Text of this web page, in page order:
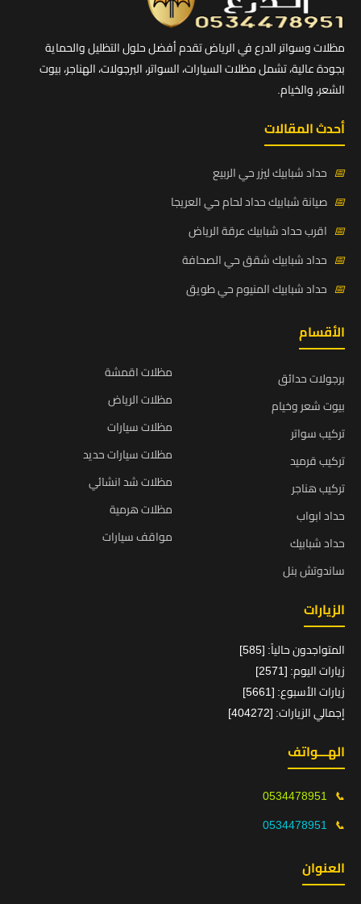
مظلات وسواتر الدرع في الرياض تقدم أفضل حلول التظليل والحماية
بجودة عالية، تشمل مظلات السيارات، السواتر، البرجولات، الهناجر، بيوت
الشعر، والخيام.
أحدث المقالات
📅 حداد شبابيك ليزر حي الربيع
📅 صيانة شبابيك حداد لحام حي العريجا
📅 اقرب حداد شبابيك عرقة الرياض
📅 حداد شبابيك شقق حي الصحافة
📅 حداد شبابيك المنيوم حي طويق
الأقسام
برجولات حدائق
بيوت شعر وخيام
تركيب سواتر
تركيب قرميد
تركيب هناجر
حداد ابواب
حداد شبابيك
ساندوتش بنل
مظلات اقمشة
مظلات الرياض
مظلات سيارات
مظلات سيارات حديد
مظلات شد انشائي
مظلات هرمية
مواقف سيارات
الزيارات
المتواجدون حالياً: [585]
زيارات اليوم: [2571]
زيارات الأسبوع: [5661]
إجمالي الزيارات: [404272]
الهـــواتف
📞
0534478951
📞
0534478951
العنوان